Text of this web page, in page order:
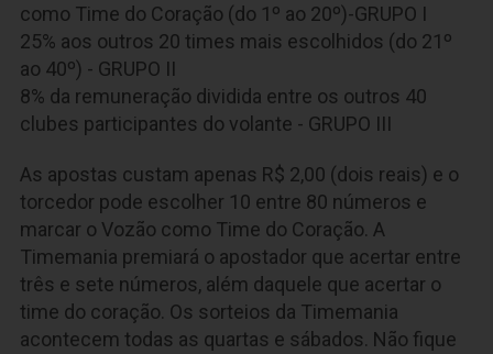
como Time do Coração (do 1º ao 20º)-GRUPO I
25% aos outros 20 times mais escolhidos (do 21º
ao 40º) - GRUPO II
8% da remuneração dividida entre os outros 40
clubes participantes do volante - GRUPO III
As apostas custam apenas R$ 2,00 (dois reais) e o
torcedor pode escolher 10 entre 80 números e
marcar o Vozão como Time do Coração. A
Timemania premiará o apostador que acertar entre
três e sete números, além daquele que acertar o
time do coração. Os sorteios da Timemania
acontecem todas as quartas e sábados. Não fique